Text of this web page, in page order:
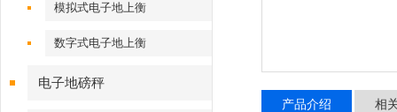
模拟式电子地上衡
数字式电子地上衡
电子地磅秤
产品介绍 相